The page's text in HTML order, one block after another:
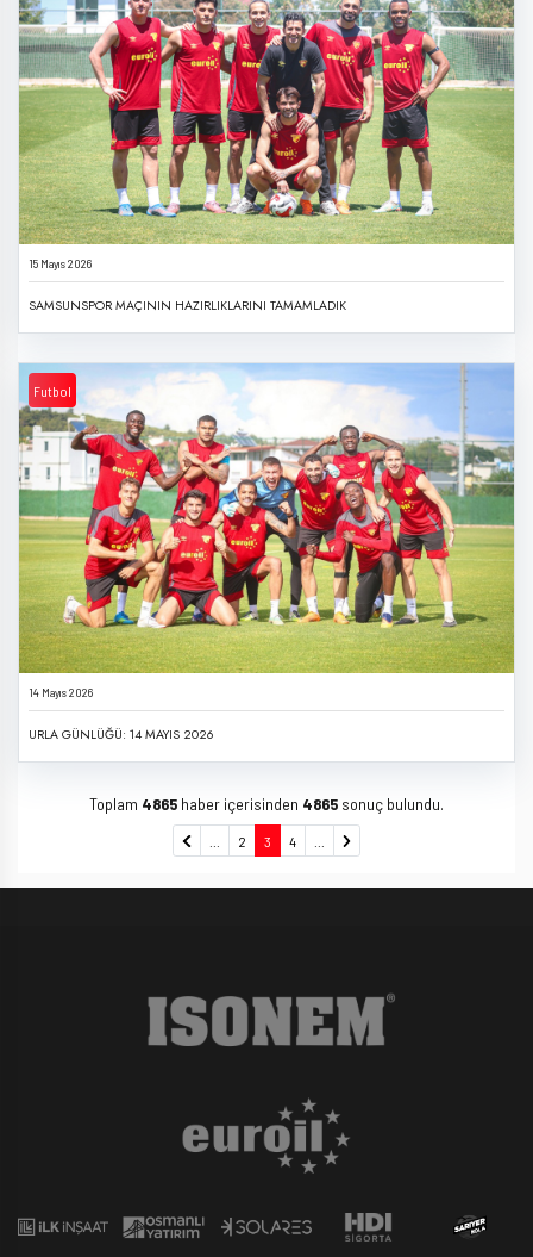
15 Mayıs 2026
SAMSUNSPOR MAÇININ HAZIRLIKLARINI TAMAMLADIK
Futbol
14 Mayıs 2026
URLA GÜNLÜĞÜ: 14 MAYIS 2026
Toplam 4865 haber içerisinden 4865 sonuç bulundu.
2 3 4